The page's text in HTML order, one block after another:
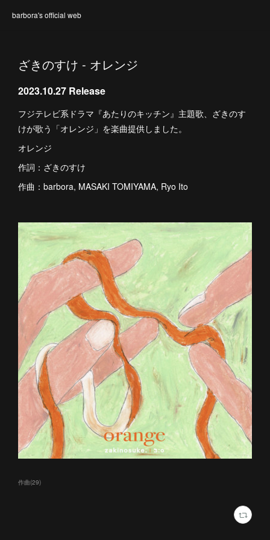
barbora's official web
ざきのすけ - オレンジ
2023.10.27 Release
フジテレビ系ドラマ『あたりのキッチン』主題歌、ざきのす
けが歌う「オレンジ」を楽曲提供しました。
オレンジ
作詞：ざきのすけ
作曲：barbora, MASAKI TOMIYAMA, Ryo Ito
作曲(29)